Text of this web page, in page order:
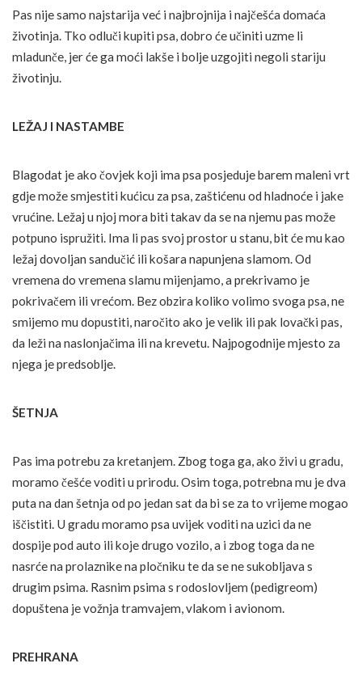
Pas nije samo najstarija već i najbrojnija i najčešća domaća
životinja. Tko odluči kupiti psa, dobro će učiniti uzme li
mladunče, jer će ga moći lakše i bolje uzgojiti negoli stariju
životinju.
LEŽAJ I NASTAMBE
Blagodat je ako čovjek koji ima psa posjeduje barem maleni vrt
gdje može smjestiti kućicu za psa, zaštićenu od hladnoće i jake
vrućine. Ležaj u njoj mora biti takav da se na njemu pas može
potpuno ispružiti. Ima li pas svoj prostor u stanu, bit će mu kao
ležaj dovoljan sandučić ili košara napunjena slamom. Od
vremena do vremena slamu mijenjamo, a prekrivamo je
pokrivačem ili vrećom. Bez obzira koliko volimo svoga psa, ne
smijemo mu dopustiti, naročito ako je velik ili pak lovački pas,
da leži na naslonjačima ili na krevetu. Najpogodnije mjesto za
njega je predsoblje.
ŠETNJA
Pas ima potrebu za kretanjem. Zbog toga ga, ako živi u gradu,
moramo češće voditi u prirodu. Osim toga, potrebna mu je dva
puta na dan šetnja od po jedan sat da bi se za to vrijeme mogao
iščistiti. U gradu moramo psa uvijek voditi na uzici da ne
dospije pod auto ili koje drugo vozilo, a i zbog toga da ne
nasrće na prolaznike na pločniku te da se ne sukobljava s
drugim psima. Rasnim psima s rodoslovljem (pedigreom)
dopuštena je vožnja tramvajem, vlakom i avionom.
PREHRANA